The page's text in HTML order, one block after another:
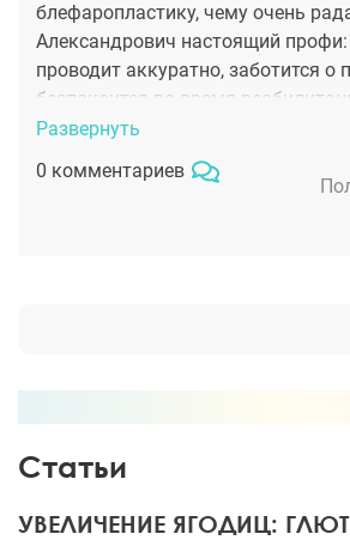
блефаропластику, чему очень
Александрович настоящий
проводит аккуратно, заботится о
беспокоится во время
высшем уровне провел операцию:
даже маленький шрамик который
уже исчез. Я помолодела на 10
Развернуть
0 комментариев
Статьи
УВЕЛИЧЕНИЕ ЯГОДИЦ: